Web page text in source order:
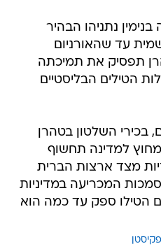
נתניהו הבהיר
עד שהאורניום
תפסיק את תמיכתה
הטילים הבליסטיים
בכירי השלטון בטהרן
למדינה תחשוף
מצד ארצות הברית
המכריעה במדיניות
הטילו ספק עד כמה הוא
פקיסטן